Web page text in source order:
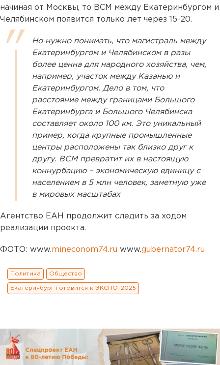
начиная от Москвы, то ВСМ между Екатеринбургом и
Челябинском появится только лет через 15-20.
Но нужно понимать, что магистраль между
Екатеринбургом и Челябинском в разы
более ценна для народного хозяйства, чем,
например, участок между Казанью и
Екатеринбургом. Дело в том, что
расстояние между границами Большого
Екатеринбурга и Большого Челябинска
составляет около 100 км. Это уникальный
пример, когда крупные промышленные
центры расположены так близко друг к
другу. ВСМ превратит их в настоящую
коннурбацию – экономическую единицу c
населением в 5 млн человек, заметную уже
в мировых масштабах
Агентство ЕАН продолжит следить за ходом
реализации проекта.
ФОТО: www.mineconom74.ru www.gubernator74.ru
Политика Общество
Екатеринбург готовится к ЭКСПО-2025